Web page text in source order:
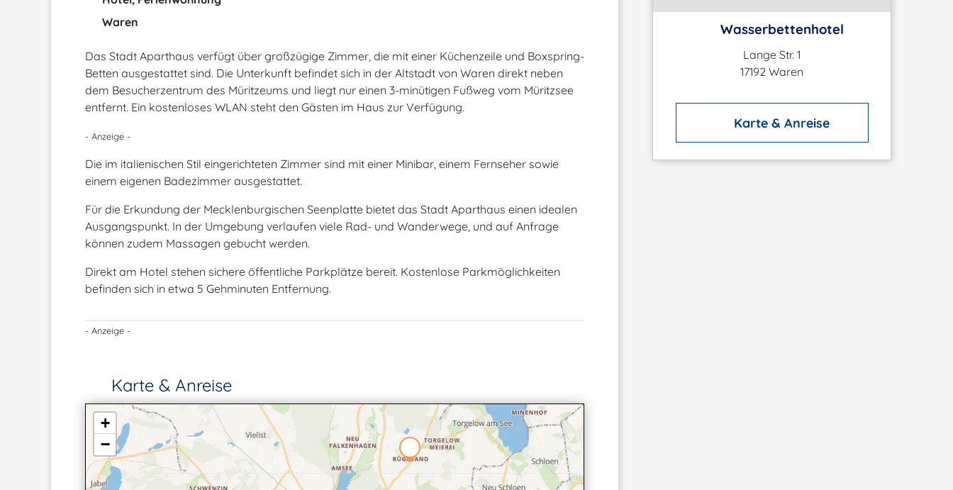
Waren
Das Stadt Aparthaus verfügt über großzügige Zimmer, die mit einer Küchenzeile und Boxspring-
Betten ausgestattet sind. Die Unterkunft befindet sich in der Altstadt von Waren direkt neben
dem Besucherzentrum des Müritzeums und liegt nur einen 3-minütigen Fußweg vom Müritzsee
entfernt. Ein kostenloses WLAN steht den Gästen im Haus zur Verfügung.
- Anzeige -
Die im italienischen Stil eingerichteten Zimmer sind mit einer Minibar, einem Fernseher sowie
einem eigenen Badezimmer ausgestattet.
Für die Erkundung der Mecklenburgischen Seenplatte bietet das Stadt Aparthaus einen idealen
Ausgangspunkt. In der Umgebung verlaufen viele Rad- und Wanderwege, und auf Anfrage
können zudem Massagen gebucht werden.
Direkt am Hotel stehen sichere öffentliche Parkplätze bereit. Kostenlose Parkmöglichkeiten
befinden sich in etwa 5 Gehminuten Entfernung.
- Anzeige -
Karte & Anreise
+
−
Wasserbettenhotel
Lange Str. 1
17192 Waren
Karte & Anreise